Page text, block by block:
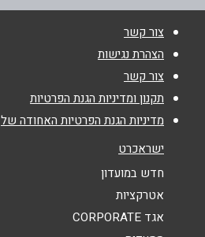
טלפון*
אנא חזרו אלי בקשר ל...
הודעה
צור קשר
הצהרת נגישות
צור קשר
תקנון ומדיניות הגנת הפרטיות
מדיניות הגנת הפרטיות האחודה של
ישראכרט
חדש במועדון
אטרקציות
אגד CORPORATE